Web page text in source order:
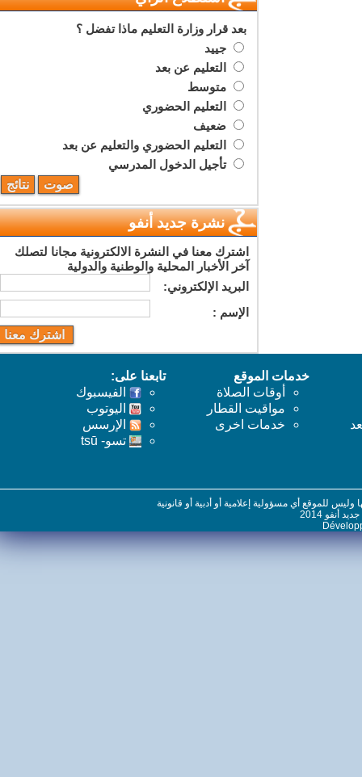
بعد قرار وزارة التعليم ماذا تفضل ؟
جييد
التعليم عن بعد
متوسط
التعليم الحضوري
ضعيف
التعليم الحضوري والتعليم عن بعد
تأجيل الدخول المدرسي
نشرة جديد أنفو
اشترك معنا في النشرة الالكترونية مجانا لتصلك
آخر الأخبار المحلية والوطنية والدولية
البريد اﻹلكتروني:
اﻹسم :
خدمات الموقع
أوقات الصلاة
مواقيت القطار
خدمات اخرى
تابعنا على:
الفيسبوك
اليوتوب
اﻹرسس
تسو- tsū
للموقع أي مسؤولية إعلامية أو أدبية أو قانونية
2014